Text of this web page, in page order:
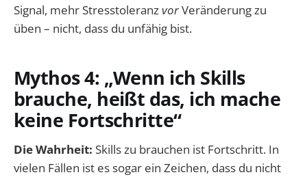
Signal, mehr StresstoleranzvorVeränderung zu
üben – nicht, dass du unfähig bist.
Mythos 4: „Wenn ich Skills
brauche, heißt das, ich mache
keine Fortschritte“
Die Wahrheit: Skills zu brauchen ist Fortschritt. In
vielen Fällen ist es sogar ein Zeichen, dass du nicht